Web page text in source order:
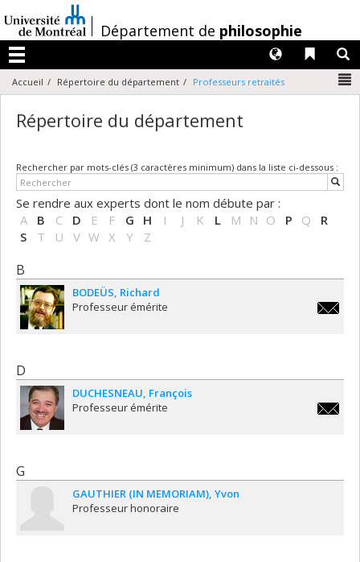
au
contenu
/Département de philosophie
Menu
Liens
Langues
Accueil Répertoire du département Professeurs retraités
Répertoire du département
Rechercher par mots-clés (3 caractères minimum) dans la liste ci-dessous :
Se rendre aux experts dont le nom débute par :
A
B C D E F G H I J K L M N O P Q
R
S
T U V W X Y Z
B
BODEÜS Richard
Professeur émérite
D
DUCHESNEAU François
Professeur émérite
G
GAUTHIER (IN MEMORIAM) Yvon
Professeur honoraire